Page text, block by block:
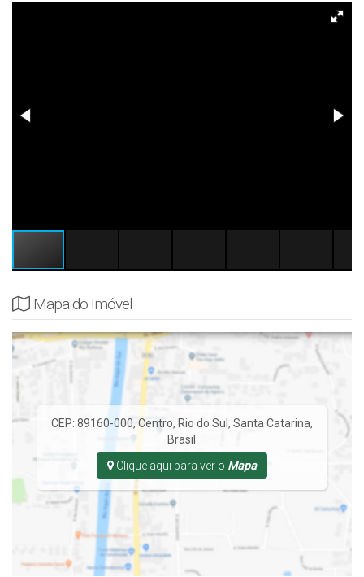
Mapa do Imóvel
CEP: 89160-000, Centro, Rio do Sul , Santa Catarina,
Brasil
Clique aqui para ver o Mapa